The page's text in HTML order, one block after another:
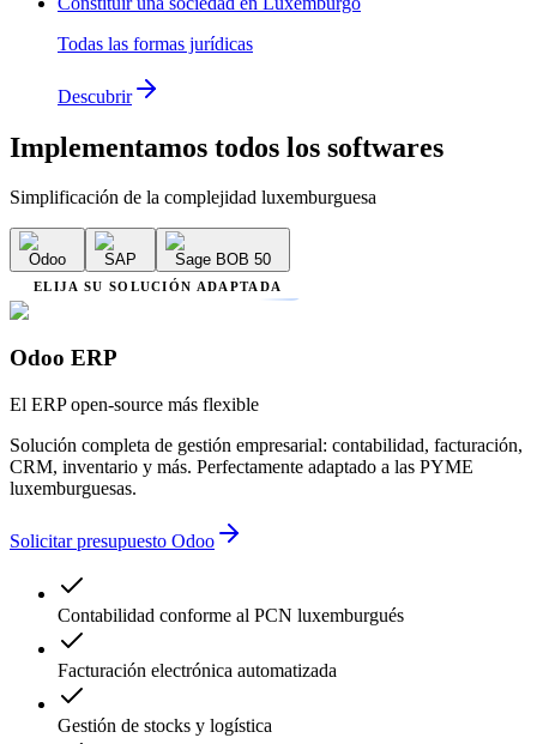
Todas las formas jurídicas
Descubrir
Implementamos todos los softwares
Simplificación de la complejidad luxemburguesa
Odoo SAP Sage BOB 50
ELIJA SU SOLUCIÓN ADAPTADA
Odoo ERP
El ERP open-source más flexible
Solución completa de gestión empresarial: contabilidad, facturación,
CRM, inventario y más. Perfectamente adaptado a las PYME
luxemburguesas.
Solicitar presupuesto Odoo
Contabilidad conforme al PCN luxemburgués
Facturación electrónica automatizada
Gestión de stocks y logística